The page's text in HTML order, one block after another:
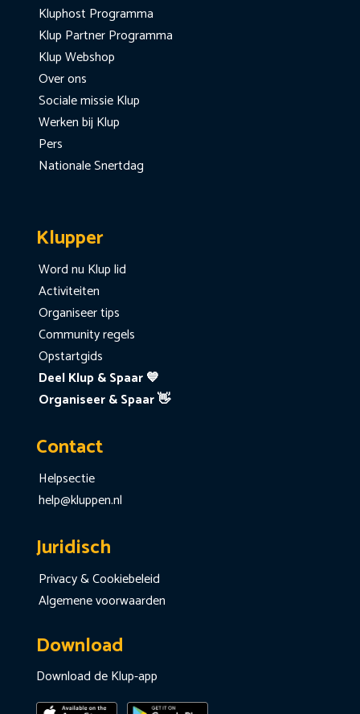
Kluphost Programma
Klup Partner Programma
Klup Webshop
Over ons
Sociale missie Klup
Werken bij Klup
Pers
Nationale Snertdag
Klupper
Word nu Klup lid
Activiteiten
Organiseer tips
Community regels
Opstartgids
Deel Klup & Spaar 💙
Organiseer & Spaar 👋
Contact
Helpsectie
help@kluppen.nl
Juridisch
Privacy & Cookiebeleid
Algemene voorwaarden
Download
Download de Klup-app